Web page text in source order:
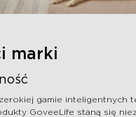
marki
gamie inteligentnych
GoveeLife staną się